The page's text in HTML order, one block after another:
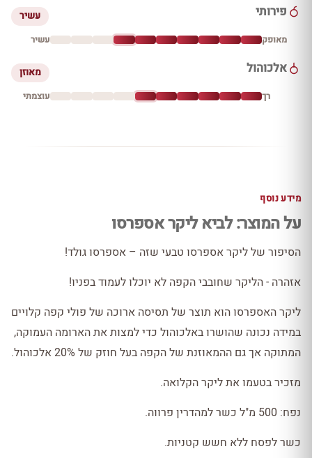
פירותי עשיר
מאופק עשיר
אלכוהול מאוזן
רך עוצמתי
מידע נוסף
על המוצר: לביא ליקר אספרסו
הסיפור של ליקר אספרסו טבעי שזה – אספרסו גולד!
אזהרה - הליקר שחובבי הקפה לא יוכלו לעמוד בפניו!
ליקר האספרסו הוא תוצר של תסיסה ארוכה של פולי קפה קלויים
במידה נכונה שהושרו באלכוהול כדי למצות את הארומה העמוקה,
המתוקה אך גם ההמאוזנת של הקפה בעל חוזק של 20% אלכוהול.
מזכיר בטעמו את ליקר הקלואה.
נפח: 500 מ"ל כשר למהדרין פרווה.
כשר לפסח ללא חשש קטניות.